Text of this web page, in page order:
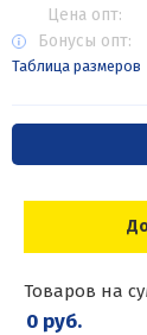
Цена опт:
Бонусы опт:
Таблица размеров
Товаров на
0 руб.